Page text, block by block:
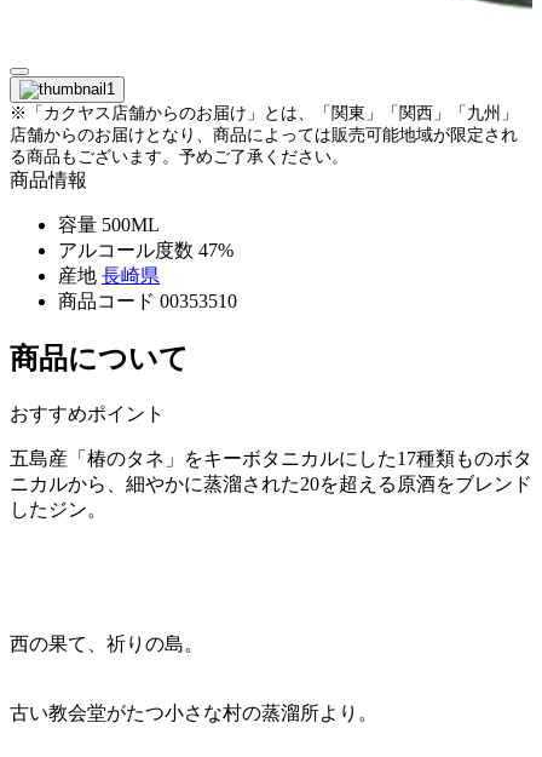
※「カクヤス店舗からのお届け」とは、「関東」「関西」「九州」
店舗からのお届けとなり、商品によっては販売可能地域が限定され
る商品もございます。予めご了承ください。
商品情報
容量 500ML
アルコール度数 47%
産地 長崎県
商品コード 00353510
商品について
おすすめポイント
五島産「椿のタネ」をキーボタニカルにした17種類ものボタ
ニカルから、細やかに蒸溜された20を超える原酒をブレンド
したジン。
西の果て、祈りの島。
古い教会堂がたつ小さな村の蒸溜所より。